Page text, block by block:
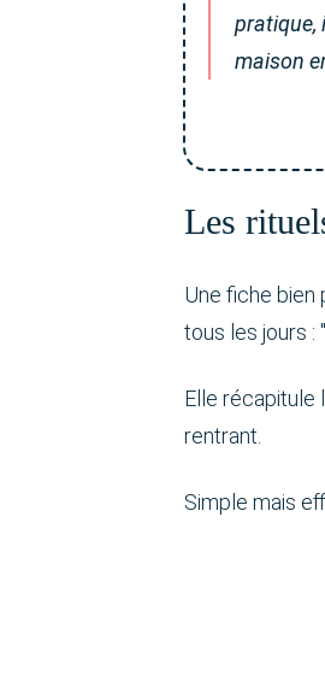
pratique,
maison
Les
Une fiche bien
tous les jours :
Elle récapitule
rentrant.
Simple mais